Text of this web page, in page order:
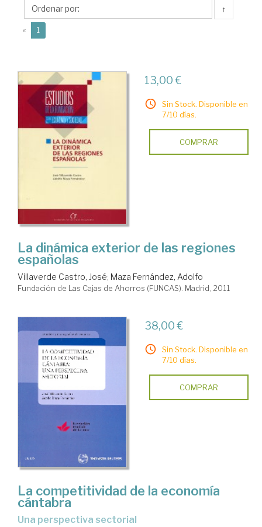
Adolfo
↑
« 1
13,00 €
Sin Stock. Disponible en
7/10 días.
COMPRAR
La dinámica exterior de las regiones
españolas
Villaverde Castro, José; Maza Fernández, Adolfo
Fundación de Las Cajas de Ahorros (FUNCAS). Madrid, 2011
38,00 €
Sin Stock. Disponible en
7/10 días.
COMPRAR
La competitividad de la economía
cántabra
una perspectiva sectorial